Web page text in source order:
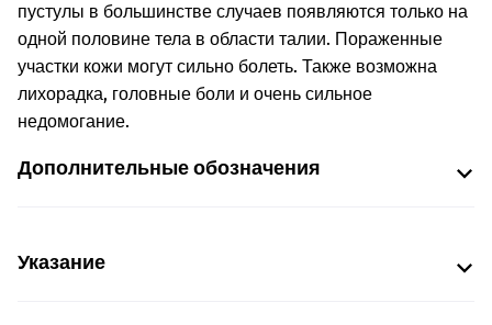
пустулы в большинстве случаев появляются только на
одной половине тела в области талии. Пораженные
участки кожи могут сильно болеть. Также возможна
лихорадка, головные боли и очень сильное
недомогание.
Дополнительные обозначения
Указание